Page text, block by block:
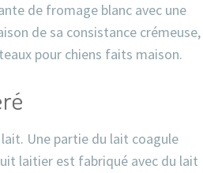
de fromage blanc avec une
de sa consistance crémeuse,
pour chiens faits maison.
Une partie du lait coagule
laitier est fabriqué avec du lait